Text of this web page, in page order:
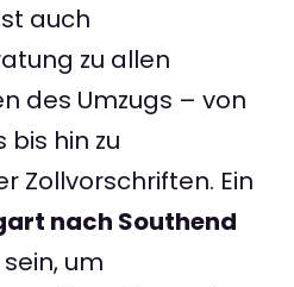
auch
zu allen
des Umzugs – von
hin zu
Zollvorschriften. Ein
nach Southend
um